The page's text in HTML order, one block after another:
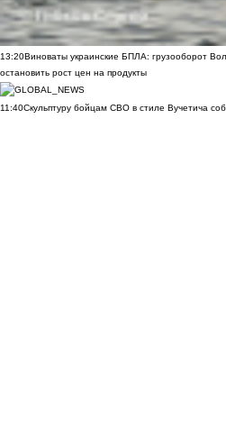
13:20Виноваты украинские БПЛА: грузооборот
остановить рост цен на продукты
11:40Скульптуру бойцам СВО в стиле Вучетича